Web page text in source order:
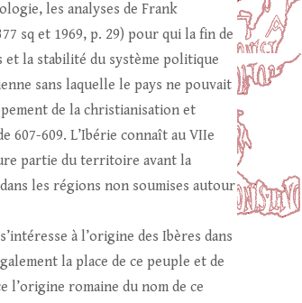
les analyses de Frank
sq et 1969, p. 29) pour qui la fin de
et la stabilité du système politique
sans laquelle le pays ne pouvait
de la christianisation et
607-609. L’Ibérie connaît au VIIe
partie du territoire avant la
les régions non soumises autour
à l’origine des Ibères dans
la place de ce peuple et de
l’origine romaine du nom de ce